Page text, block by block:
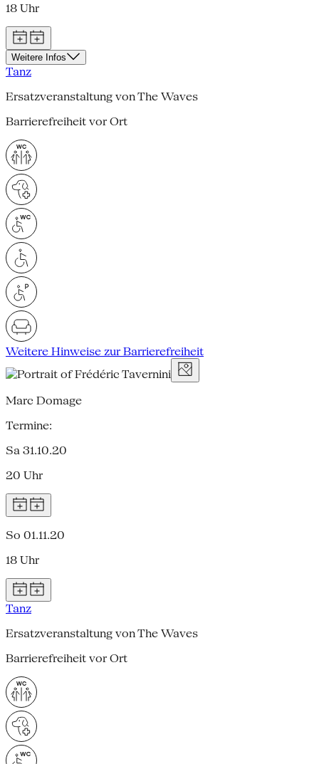
18 Uhr
Weitere Infos
Tanz
Ersatzveranstaltung von The Waves
Barrierefreiheit vor Ort
Weitere Hinweise zur Barrierefreiheit
Marc Domage
Termine:
Sa 31.10.20
20 Uhr
So 01.11.20
18 Uhr
Tanz
Ersatzveranstaltung von The Waves
Barrierefreiheit vor Ort